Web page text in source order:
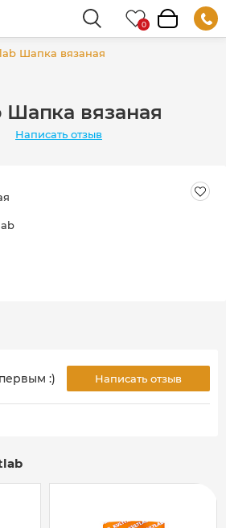
Шапка вязаная
Шапка вязаная
Написать отзыв
:) Написать отзыв